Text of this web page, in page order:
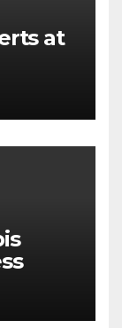
at